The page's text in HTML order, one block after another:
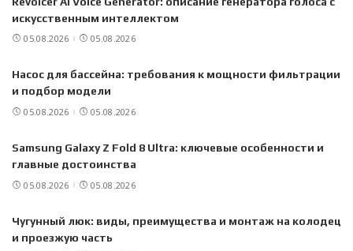
искусственным интеллектом
05.08.2026 05.08.2026
Насос для бассейна: требования к мощности фильтрации
и подбор модели
05.08.2026 05.08.2026
Samsung Galaxy Z Fold 8 Ultra: ключевые особенности и
главные достоинства
05.08.2026 05.08.2026
Чугунный люк: виды, преимущества и монтаж на колодец
и проезжую часть